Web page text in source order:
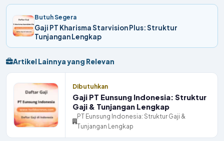
Butuh Segera
Gaji PT Kharisma Starvision Plus: Struktur
Tunjangan Lengkap
Artikel Lainnya yang Relevan
Dibutuhkan
Gaji PT Eunsung Indonesia: Struktur
Gaji & Tunjangan Lengkap
PT Eunsung Indonesia: Struktur Gaji &
Tunjangan Lengkap